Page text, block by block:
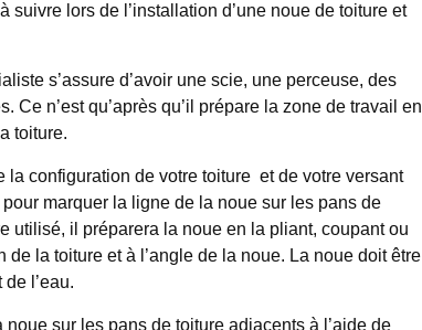
lors de l’installation d’une noue de toiture et
s’assure d’avoir une scie, une perceuse, des
Ce n’est qu’après qu’il prépare la zone de travail en
toiture.
configuration de votre toiture et de votre versant
marquer la ligne de la noue sur les pans de
utilisé, il préparera la noue en la pliant, coupant ou
la toiture et à l’angle de la noue. La noue doit être
l’eau.
sur les pans de toiture adjacents à l’aide de